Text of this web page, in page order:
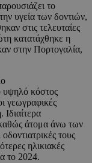
το
υγεία των δοντιών,
στις τελευταίες
κατατάχθηκε η
στην Πορτογαλία,
υψηλό κόστος
γεωγραφικές
καθώς άτομα άνω των
τους
ηλικιακές
το 2024.